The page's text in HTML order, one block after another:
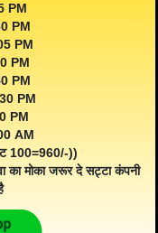
PM
PM
PM
PM
PM
PM
PM
AM
100=960/-))
का मोका जरूर दे सट्टा कंपनी